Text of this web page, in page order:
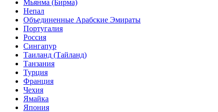
Мьянма (Бирма)
Непал
Объединенные Арабские Эмираты
Португалия
Россия
Сингапур
Таиланд (Тайланд)
Танзания
Турция
Франция
Чехия
Ямайка
Япония